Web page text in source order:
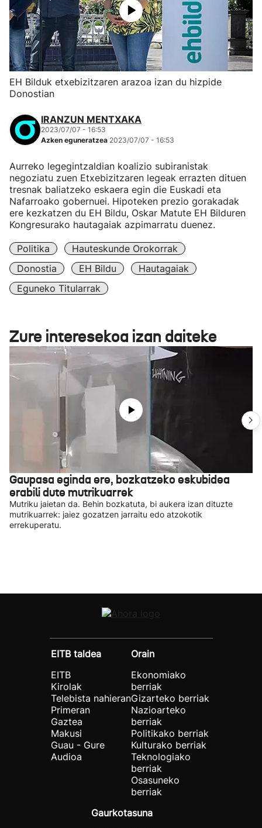
EH Bilduk etxebizitzaren arazoa izan du hizpide
Donostian
IRANZUN MENTXAKA
2023/07/07 - 16:53
Azken eguneratzea 2023/07/07 - 16:53
Aurreko legegintzaldian koalizio subiranistak
negoziatu zuen Etxebizitzaren legeak errazten dituen
tresnak baliatzeko eskaera egin die Euskadi eta
Nafarroako gobernuei. Hipoteken prezio gorakadak
ere kezkatzen du EH Bildu, Oskar Matute EH Bilduren
Kongresurako hautagaiak azpimarratu duenez.
Politika
Hauteskunde Orokorrak
Donostia
EH Bildu
Hautagaiak
Eguneko Titularrak
Zure interesekoa izan daiteke
Gaupasa eginda ere, bozkatzeko eskubidea
erabili dute mutrikuarrek
Mutriku jaietan da. Behin bozkatuta, bi aukera izan dituzte
mutrikuarrek: jaiez gozatzen jarraitu edo atzokotik
errekuperatu.
EITB taldea
EITB
Kirolak
Telebista nahieran
Primeran
Gaztea
Makusi
Guau - Gure
Audioa
Orain
Ekonomiako
berriak
Gizarteko berriak
Nazioarteko
berriak
Politikako berriak
Kulturako berriak
Teknologiako
berriak
Osasuneko
berriak
Gaurkotasuna